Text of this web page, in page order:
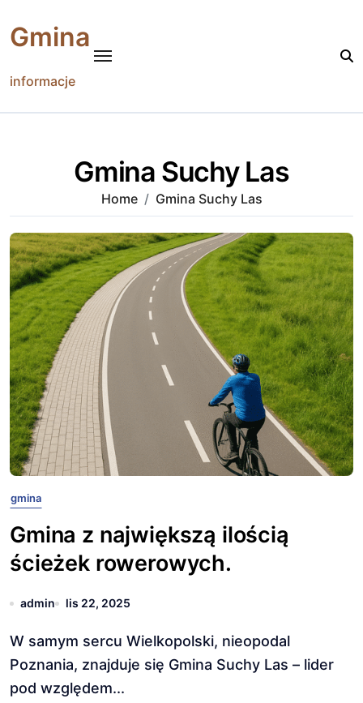
content
Gmina
informacje
Gmina Suchy Las
Home Gmina Suchy Las
gmina
Gmina z największą ilością
ścieżek rowerowych.
admin lis 22, 2025
W samym sercu Wielkopolski, nieopodal
Poznania, znajduje się Gmina Suchy Las – lider
pod względem...